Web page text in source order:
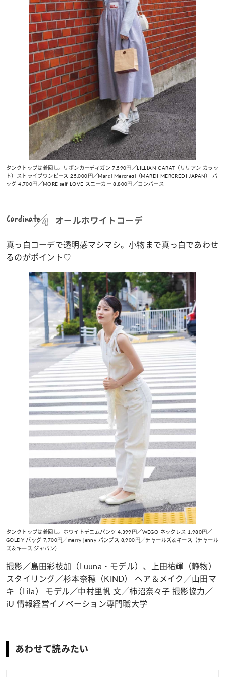
タンクトップは着回し。リボンカーディガン 7,590円／LILLIAN CARAT（リリアン カラッ
ト）ストライプワンピース 25,000円／Mardi Mercredi（MARDI MERCREDI JAPAN） バ
ッグ 4,700円／MORE self LOVE スニーカー 8,800円／コンバース
Cordinate オールホワイトコーデ
真っ白コーデで透明感マシマシ。小物まで真っ白であわせ
るのがポイント♡
タンクトップは着回し。ホワイトデニムパンツ 4,399円／WEGO ネックレス 1,980円／
GOLDY バッグ 7,700円／merry jenny パンプス 8,900円／チャールズ＆キース（チャール
ズ＆キース ジャパン）
撮影／島田彩枝加（Luuna・モデル）、上田祐輝（静物）
スタイリング／杉本奈穂（KIND） へア＆メイク／山田マ
キ（Lila） モデル／中村里帆 文／柿沼奈々子 撮影協力／
iU 情報経営イノベーション専門職大学
あわせて読みたい